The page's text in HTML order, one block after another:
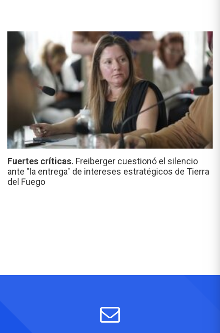
Fuertes críticas. Freiberger cuestionó el silencio
ante "la entrega" de intereses estratégicos de Tierra
del Fuego